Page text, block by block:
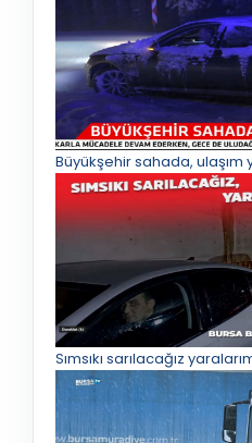
Büyükşehir sahada, ulaşım
Sımsıkı sarılacağız